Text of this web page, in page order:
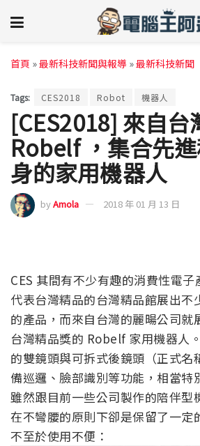
首頁 »最新科技新聞與報導 »最新科技新聞
Tags: CES2018 Robot 機器人
[CES2018] 來自台
Robelf ，集合先
身的家用機器人
byAmola 2018 年 01 月 13 日
CES 其間有不少有趣的消費性電
代表台灣精品的台灣精品館展出不
的產品，而來自台灣的麗暘公司就
台灣精品獎的 Robelf 家用機器人
的雙鏡頭與可拆式後鏡頭（正式
備巡邏、臉部識別等功能，相當特
雖然跟目前一些公司製作的陪伴型
在不彎腰的原則下卻是保留了一定
不至於使用不便：